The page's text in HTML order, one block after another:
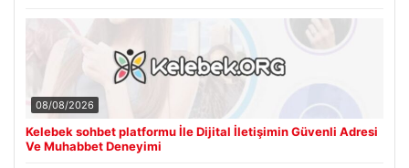
Garson robot kendini merdivenlerden attı. Çalışma stresi
yaşayan robota 3 gün izin verildi
08/08/2026